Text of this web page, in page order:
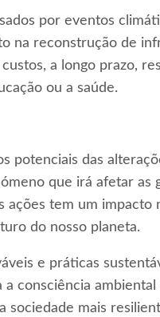
por eventos
na reconstrução de
a longo prazo,
ou a saúde.
potenciais das
que irá afetar as
ações tem um
do nosso planeta.
e práticas
consciência
sociedade mais